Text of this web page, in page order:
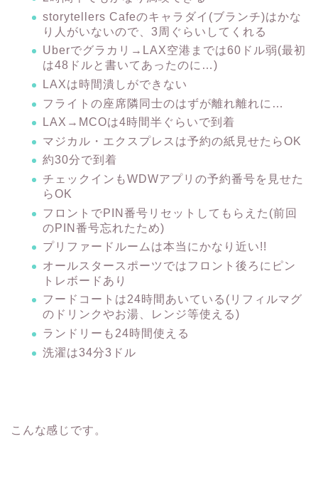
storytellers Cafeのキャラダイ(ブランチ)はかな
り人がいないので、3周ぐらいしてくれる
Uberでグラカリ→LAX空港までは60ドル弱(最初
は48ドルと書いてあったのに…)
LAXは時間潰しができない
フライトの座席隣同士のはずが離れ離れに…
LAX→MCOは4時間半ぐらいで到着
マジカル・エクスプレスは予約の紙見せたらOK
約30分で到着
チェックインもWDWアプリの予約番号を見せた
らOK
フロントでPIN番号リセットしてもらえた(前回
のPIN番号忘れたため)
プリファードルームは本当にかなり近い!!
オールスタースポーツではフロント後ろにピン
トレボードあり
フードコートは24時間あいている(リフィルマグ
のドリンクやお湯、レンジ等使える)
ランドリーも24時間使える
洗濯は34分3ドル
こんな感じです。